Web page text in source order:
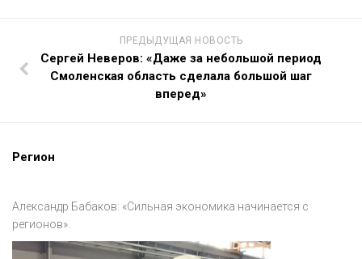
ПРЕДЫДУЩАЯ НОВОСТЬ
Сергей Неверов: «Даже за небольшой период
Смоленская область сделала большой шаг
вперед»
Регион
Александр Бабаков: «Сильная экономика начинается с
регионов».